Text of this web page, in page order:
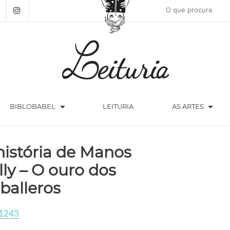
BIBLOBABEL arrow_drop_down LEITURIA AS ARTES arrow_drop_down
de Manos
– O ouro dos